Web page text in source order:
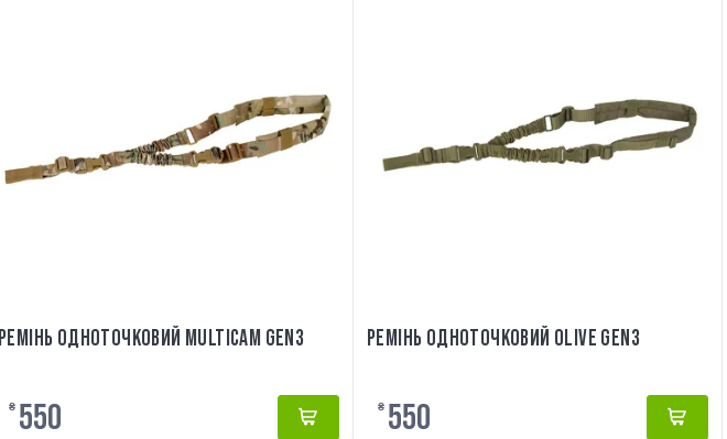
РЕМІНЬ ОДНОТОЧКОВИЙ MULTICAM GEN3
₴ 550
РЕМІНЬ ОДНОТОЧКОВИЙ OLIVE GEN3
₴ 550